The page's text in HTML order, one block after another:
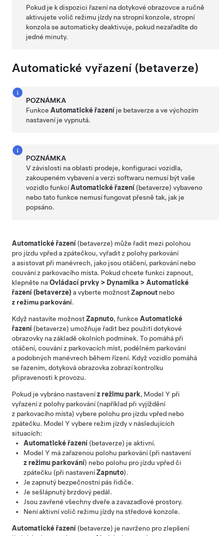
Pokud je k dispozici řazení na dotykové obrazovce a ručně
aktivujete volič režimu jízdy na stropní konzole, stropní
konzola se automaticky deaktivuje, pokud nezařadíte do
jedné minuty.
Automatické vyřazení (betaverze)
POZNÁMKA
Funkce Automatické řazení je betaverze a ve výchozím
nastavení je vypnutá.
POZNÁMKA
V závislosti na oblasti prodeje, konfiguraci vozidla,
zakoupeném vybavení a verzi softwaru nemusí být vaše
vozidlo funkcíAutomatické řazení (betaverze) vybaveno
nebo tato funkce nemusí fungovat přesně tak, jak je
popsáno.
Automatické řazení (betaverze) může řadit mezi polohou
pro jízdu vpřed a zpátečkou, vyřadit z polohy parkování
a asistovat při manévrech, jako jsou otáčení, parkování nebo
couvání z parkovacího místa. Pokud chcete funkci zapnout,
klepněte naOvládací prvky > Dynamika > Automatické
řazení (betaverze)a vyberte možnostZapnout nebo
z režimu parkování.
Když nastavíte možnostZapnuto, funkce Automatické
řazení (betaverze) umožňuje řadit bez použití dotykové
obrazovky na základě okolních podmínek. To pomáhá při
otáčení, couvání z parkovacích míst, podélném parkování
a podobných manévrech během řízení. Když vozidlo pomáhá
se řazením, dotyková obrazovkazobrazí kontrolku
připravenosti k provozu.
Pokud je vybráno nastaveníz režimu park, Model Y při
vyřazení z polohy parkování (například při vyjíždění
z parkovacího místa) vybere polohu pro jízdu vpřed nebo
zpátečku. Model Y vybere režim jízdy v následujících
situacích:
Automatické řazení (betaverze) je aktivní.
Model Y má zařazenou polohu parkování (při nastavení
z režimu parkování) nebo polohu pro jízdu vpřed či
zpátečku (při nastaveníZapnuto).
Je zapnutý bezpečnostní pás řidiče.
Je sešlápnutý brzdový pedál.
Jsou zavřené všechny dveře a zavazadlové prostory.
Není aktivní volič režimu jízdy na středové konzole.
Automatické řazení (betaverze) je navrženo pro zlepšení